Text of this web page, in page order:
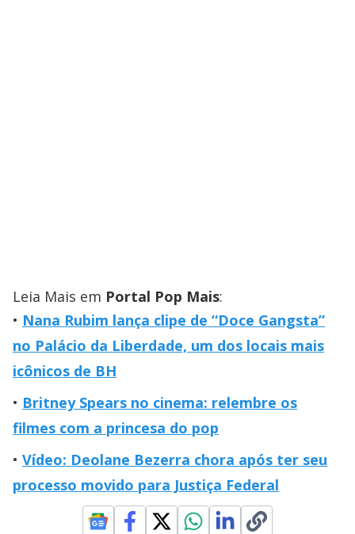
Leia Mais em Portal Pop Mais:
Nana Rubim lança clipe de “Doce Gangsta”
no Palácio da Liberdade, um dos locais mais
icônicos de BH
Britney Spears no cinema: relembre os
filmes com a princesa do pop
Vídeo: Deolane Bezerra chora após ter seu
processo movido para Justiça Federal